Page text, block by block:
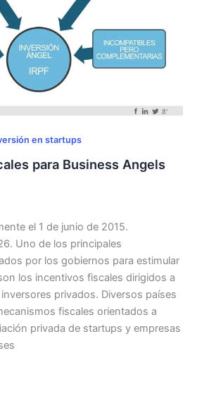
en startups
para Business Angels
el 1 de junio de 2015.
Uno de los principales
por los gobiernos para estimular
los incentivos fiscales dirigidos a
privados. Diversos países
fiscales orientados a
privada de startups y empresas